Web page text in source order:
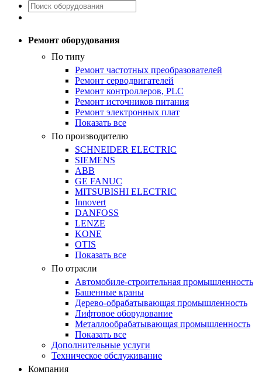
Ремонт оборудования
По типу
Ремонт частотных преобразователей
Ремонт серводвигателей
Ремонт контроллеров, PLC
Ремонт источников питания
Ремонт электронных плат
Показать все
По производителю
SCHNEIDER ELECTRIC
SIEMENS
ABB
GE FANUC
MITSUBISHI ELECTRIC
Innovert
DANFOSS
LENZE
KONE
OTIS
Показать все
По отрасли
Автомобиле-строительная промышленность
Башенные краны
Дерево-обрабатывающая промышленность
Лифтовое оборудование
Металлообрабатывающая промышленность
Показать все
Дополнительные услуги
Техническое обслуживание
Компания